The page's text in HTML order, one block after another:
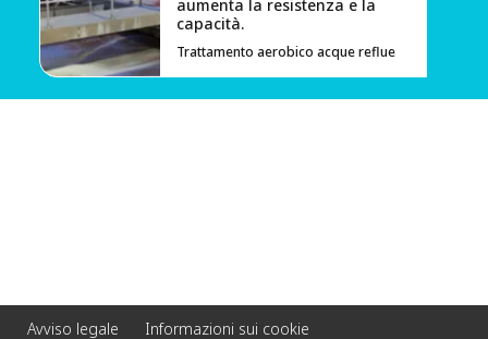
aumenta la resistenza e la
capacità.
Trattamento aerobico acque reflue
Avviso legale
Informazioni sui cookie